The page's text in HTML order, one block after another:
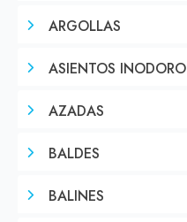
ARGOLLAS
ASIENTOS INODORO
AZADAS
BALDES
BALINES